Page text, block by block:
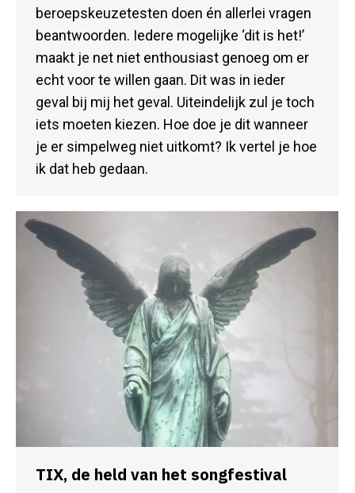
beroepskeuzetesten doen én allerlei vragen
beantwoorden. Iedere mogelijke ‘dit is het!’
maakt je net niet enthousiast genoeg om er
echt voor te willen gaan. Dit was in ieder
geval bij mij het geval. Uiteindelijk zul je toch
iets moeten kiezen. Hoe doe je dit wanneer
je er simpelweg niet uitkomt? Ik vertel je hoe
ik dat heb gedaan.
TIX, de held van het songfestival